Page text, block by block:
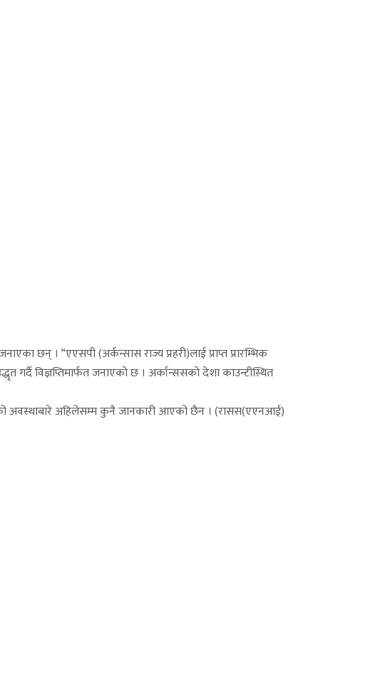
छन् । “एएसपी (अर्कन्सास राज्य प्रहरी)लाई प्राप्त प्रारम्भिक
गर्दै विज्ञप्तिमार्फत जनाएको छ । अर्कान्ससको देशा काउन्टीस्थित
अवस्थाबारे अहिलेसम्म कुनै जानकारी आएको छैन । (रासस(एएनआई)